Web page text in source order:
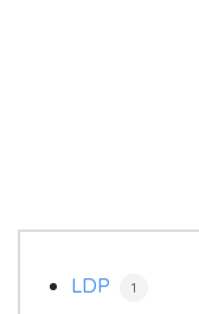
LDP 1